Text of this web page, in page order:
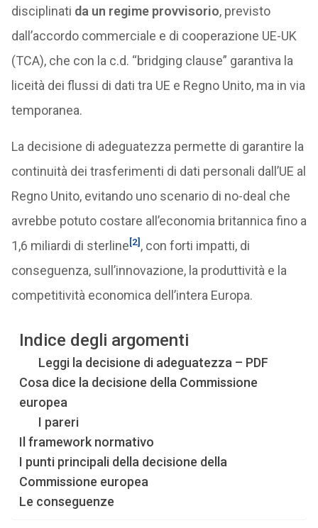
disciplinati da un regime provvisorio, previsto
dall’accordo commerciale e di cooperazione UE-UK
(TCA), che con la c.d. “bridging clause” garantiva la
liceità dei flussi di dati tra UE e Regno Unito, ma in via
temporanea.
La decisione di adeguatezza permette di garantire la
continuità dei trasferimenti di dati personali dall’UE al
Regno Unito, evitando uno scenario di no-deal che
avrebbe potuto costare all’economia britannica fino a
1,6 miliardi di sterline[2] , con forti impatti, di
conseguenza, sull’innovazione, la produttività e la
competitività economica dell’intera Europa.
Indice degli argomenti
Leggi la decisione di adeguatezza – PDF
Cosa dice la decisione della Commissione
europea
I pareri
Il framework normativo
I punti principali della decisione della
Commissione europea
Le conseguenze